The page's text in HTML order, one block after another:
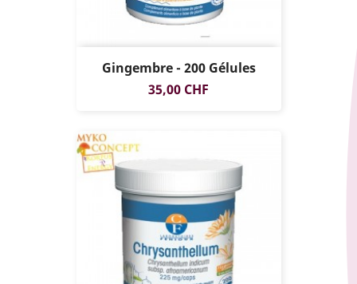
Gingembre - 200 Gélules
Prix
35,00 CHF